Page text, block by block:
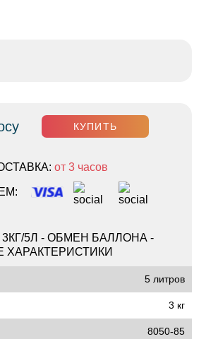
КУПИТЬ
от 3 часов
5Л - ОБМЕН БАЛЛОНА -
ХАРАКТЕРИСТИКИ
5 литров
3 кг
8050-85